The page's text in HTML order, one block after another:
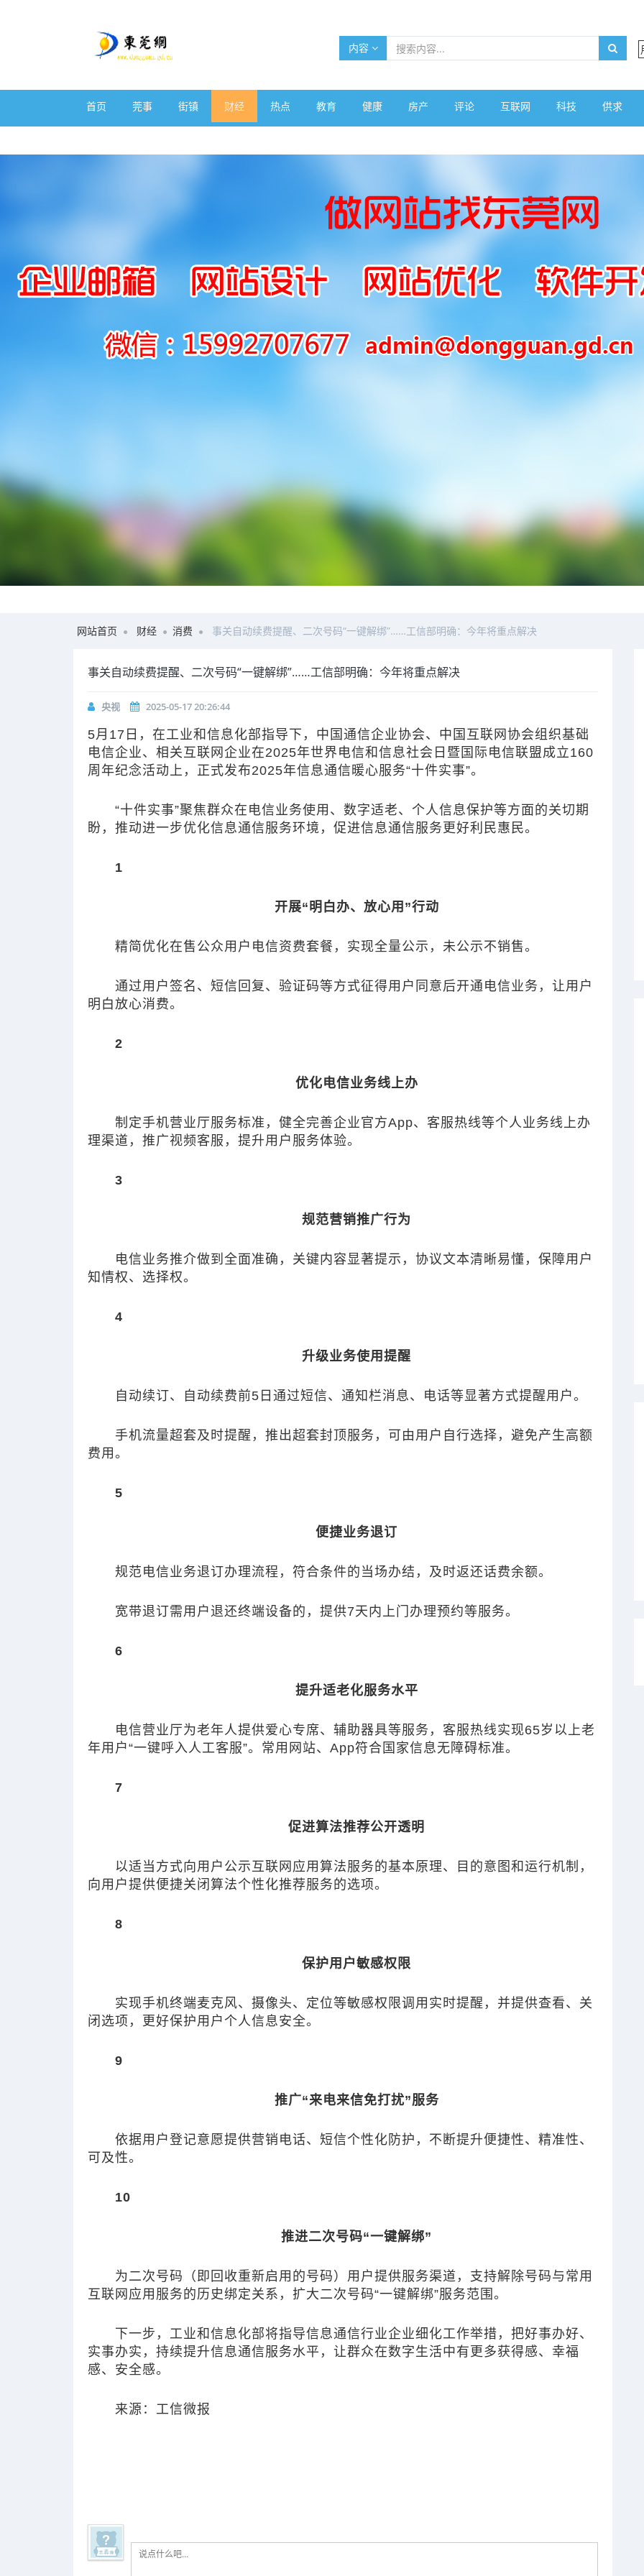
内容
首页 莞事 街镇 财经 热点 教育 健康 房产 评论 互联网 科技 供求
网站首页 财经 消费 事关自动续费提醒、二次号码“一键解绑”……工信部明确：今年将重点解决
事关自动续费提醒、二次号码“一键解绑”……工信部明确：今年将重点解决
央视 2025-05-17 20:26:44
5月17日，在工业和信息化部指导下，中国通信企业协会、中国互联网协会组织基础
电信企业、相关互联网企业在2025年世界电信和信息社会日暨国际电信联盟成立160
周年纪念活动上， 正式发布2025年信息通信暖心服务“十件实事”。
“十件实事”聚焦群众在电信业务使用、数字适老、个人信息保护等方面的关切期
盼，推动进一步优化信息通信服务环境，促进信息通信服务更好利民惠民。
1
开展“明白办、放心用”行动
精简优化在售公众用户电信资费套餐，实现全量公示，未公示不销售。
通过用户签名、短信回复、验证码等方式征得用户同意后开通电信业务， 让用户
明白放心消费。
2
优化电信业务线上办
制定手机营业厅服务标准，健全完善企业官方App、客服热线等个人业务线上办
理渠道，推广视频客服，提升用户服务体验。
3
规范营销推广行为
电信业务推介做到全面准确，关键内容显著提示，协议文本清晰易懂，保障用户
知情权、选择权。
4
升级业务使用提醒
自动续订、自动续费前5日通过短信、通知栏消息、电话等显著方式提醒用户。
手机流量超套及时提醒，推出超套封顶服务，可由用户自行选择，避免产生高额
费用。
5
便捷业务退订
规范电信业务退订办理流程，符合条件的当场办结，及时返还话费余额。
宽带退订需用户退还终端设备的，提供7天内上门办理预约等服务。
6
提升适老化服务水平
电信营业厅为老年人提供爱心专席、辅助器具等服务， 客服热线实现65岁以上老
年用户“一键呼入人工客服”。 常用网站、App符合国家信息无障碍标准。
7
促进算法推荐公开透明
以适当方式向用户公示互联网应用算法服务的基本原理、目的意图和运行机制，
向用户提供便捷关闭算法个性化推荐服务的选项。
8
保护用户敏感权限
实现手机终端麦克风、摄像头、定位等敏感权限调用实时提醒， 并提供查看、关
闭选项，更好保护用户个人信息安全。
9
推广“来电来信免打扰”服务
依据用户登记意愿提供营销电话、短信个性化防护，不断提升便捷性、精准性、
可及性。
10
推进二次号码“一键解绑”
为二次号码（即回收重新启用的号码）用户提供服务渠道，支持解除号码与常用
互联网应用服务的历史绑定关系， 扩大二次号码“一键解绑”服务范围。
下一步，工业和信息化部将指导信息通信行业企业细化工作举措，把好事办好、
实事办实，持续提升信息通信服务水平，让群众在数字生活中有更多获得感、幸福
感、安全感。
来源：工信微报